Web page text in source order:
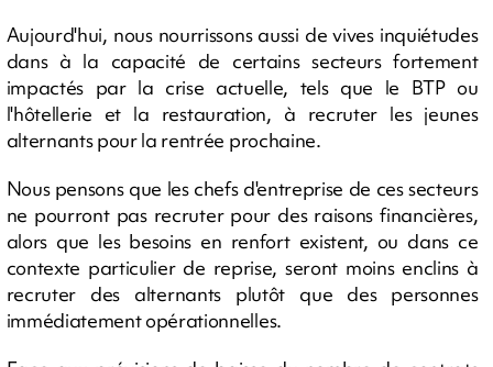
Aujourd'hui, nous nourrissons aussi de vives inquiétudes
dans à la capacité de certains secteurs fortement
impactés par la crise actuelle, tels que le BTP ou
l'hôtellerie et la restauration, à recruter les jeunes
alternants pour la rentrée prochaine.
Nous pensons que les chefs d'entreprise de ces secteurs
ne pourront pas recruter pour des raisons financières,
alors que les besoins en renfort existent, ou dans ce
contexte particulier de reprise, seront moins enclins à
recruter des alternants plutôt que des personnes
immédiatement opérationnelles.